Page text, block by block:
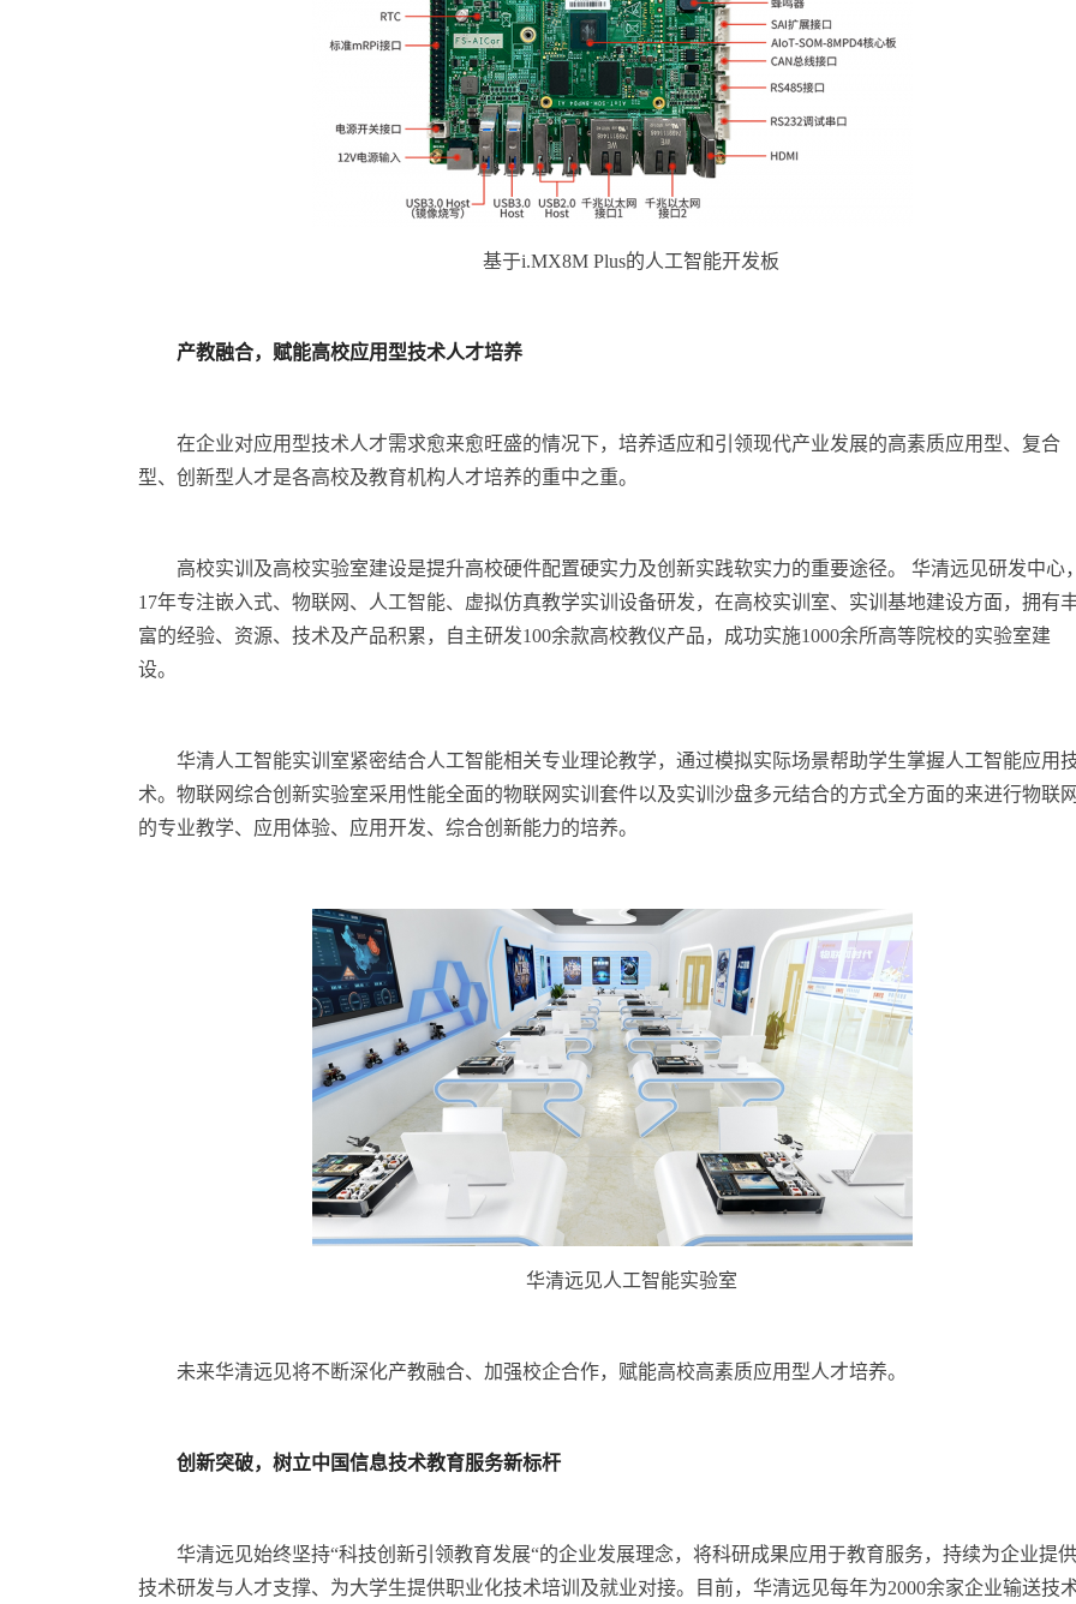
基于i.MX8M Plus的人工智能开发板
产教融合，赋能高校应用型技术人才培养
在企业对应用型技术人才需求愈来愈旺盛的情况下，培养适应和引领现代产业发展的高素质应用型、复合
型、创新型人才是各高校及教育机构人才培养的重中之重。
高校实训及高校实验室建设是提升高校硬件配置硬实力及创新实践软实力的重要途径。 华清远见研发中心
17年专注嵌入式、物联网、人工智能、虚拟仿真教学实训设备研发，在高校实训室、实训基地建设方面，拥有
富的经验、资源、技术及产品积累，自主研发100余款高校教仪产品，成功实施1000余所高等院校的实验室建
设。
华清人工智能实训室紧密结合人工智能相关专业理论教学，通过模拟实际场景帮助学生掌握人工智能应用
术。物联网综合创新实验室采用性能全面的物联网实训套件以及实训沙盘多元结合的方式全方面的来进行物联
的专业教学、应用体验、应用开发、综合创新能力的培养。
华清远见人工智能实验室
未来华清远见将不断深化产教融合、加强校企合作，赋能高校高素质应用型人才培养。
创新突破，树立中国信息技术教育服务新标杆
华清远见始终坚持“科技创新引领教育发展“的企业发展理念，将科研成果应用于教育服务，持续为企业提供
技术研发与人才支撑、为大学生提供职业化技术培训及就业对接。目前，华清远见每年为2000余家企业输送技